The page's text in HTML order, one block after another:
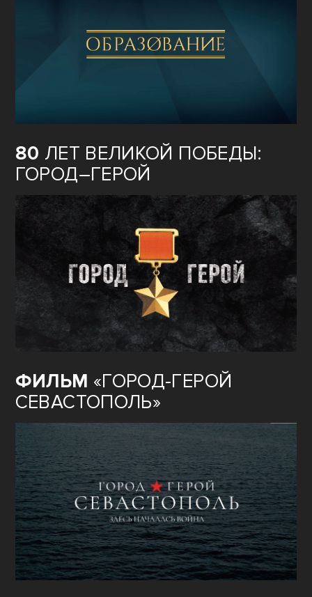
80 ЛЕТ ВЕЛИКОЙ ПОБЕДЫ:
ГОРОД–ГЕРОЙ
ФИЛЬМ «ГОРОД-ГЕРОЙ
СЕВАСТОПОЛЬ»